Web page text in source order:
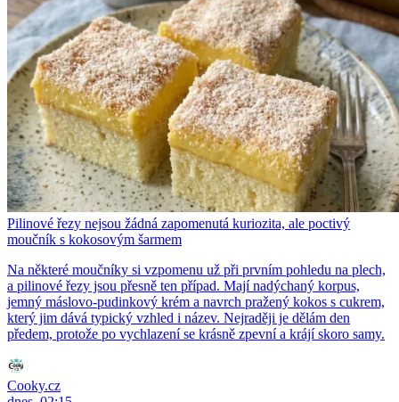
Pilinové řezy nejsou žádná zapomenutá kuriozita, ale poctivý
moučník s kokosovým šarmem
Na některé moučníky si vzpomenu už při prvním pohledu na plech,
a pilinové řezy jsou přesně ten případ. Mají nadýchaný korpus,
jemný máslovo-pudinkový krém a navrch pražený kokos s cukrem,
který jim dává typický vzhled i název. Nejraději je dělám den
předem, protože po vychlazení se krásně zpevní a krájí skoro samy.
Cooky.cz